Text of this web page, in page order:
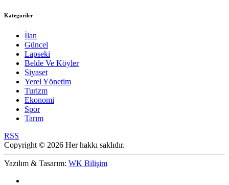
Kategoriler
İlan
Güncel
Lapseki
Belde Ve Köyler
Siyaset
Yerel Yönetim
Turizm
Ekonomi
Spor
Tarım
RSS
Copyright © 2026 Her hakkı saklıdır.
Yazılım & Tasarım: WK Bilişim